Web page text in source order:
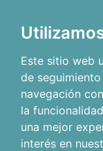
Este sitio web
de
navegación
la
una mejor
interés en